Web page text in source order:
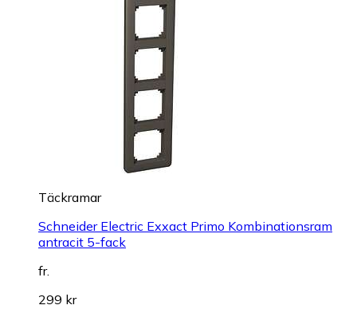
Täckramar
Schneider Electric Exxact Primo Kombinationsram
antracit 5-fack
fr.
299 kr